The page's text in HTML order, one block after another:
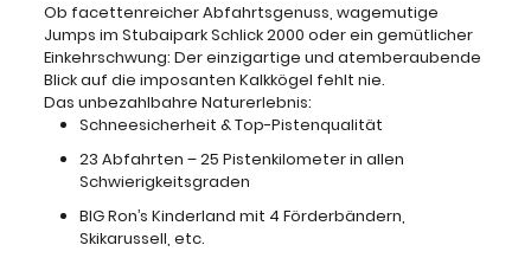
Ob facettenreicher Abfahrtsgenuss, wagemutige
Jumps im Stubaipark Schlick 2000 oder ein gemütlicher
Einkehrschwung: Der einzigartige und atemberaubende
Blick auf die imposanten Kalkkögel fehlt nie.
Das unbezahlbahre Naturerlebnis:
Schneesicherheit & Top-Pistenqualität
23 Abfahrten – 25 Pistenkilometer in allen
Schwierigkeitsgraden
BIG Ron’s Kinderland mit 4 Förderbändern,
Skikarussell, etc.